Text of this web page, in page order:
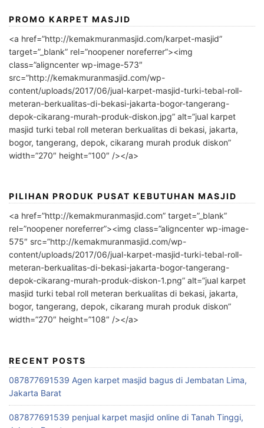
PROMO KARPET MASJID
<a href=”http://kemakmuranmasjid.com/karpet-masjid”
target=”_blank” rel=”noopener noreferrer”><img
class=”aligncenter wp-image-573″
src=”http://kemakmuranmasjid.com/wp-
content/uploads/2017/06/jual-karpet-masjid-turki-tebal-roll-
meteran-berkualitas-di-bekasi-jakarta-bogor-tangerang-
depok-cikarang-murah-produk-diskon.jpg” alt=”jual karpet
masjid turki tebal roll meteran berkualitas di bekasi, jakarta,
bogor, tangerang, depok, cikarang murah produk diskon”
width=”270″ height=”100″ /></a>
PILIHAN PRODUK PUSAT KEBUTUHAN MASJID
<a href=”http://kemakmuranmasjid.com” target=”_blank”
rel=”noopener noreferrer”><img class=”aligncenter wp-image-
575″ src=”http://kemakmuranmasjid.com/wp-
content/uploads/2017/06/jual-karpet-masjid-turki-tebal-roll-
meteran-berkualitas-di-bekasi-jakarta-bogor-tangerang-
depok-cikarang-murah-produk-diskon-1.png” alt=”jual karpet
masjid turki tebal roll meteran berkualitas di bekasi, jakarta,
bogor, tangerang, depok, cikarang murah produk diskon”
width=”270″ height=”108″ /></a>
RECENT POSTS
087877691539 Agen karpet masjid bagus di Jembatan Lima,
Jakarta Barat
087877691539 penjual karpet masjid online di Tanah Tinggi,